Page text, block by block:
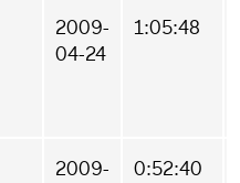
2009-
04-24
1:05:48
2009-
0:52:40